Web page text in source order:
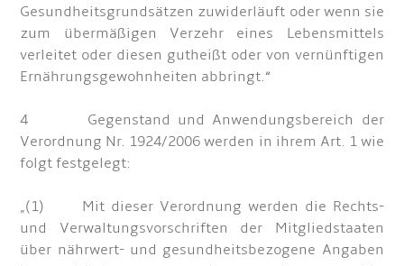
Gesundheitsgrundsätzen zuwiderläuft oder wenn sie
zum übermäßigen Verzehr eines Lebensmittels
verleitet oder diesen gutheißt oder von vernünftigen
Ernährungsgewohnheiten abbringt.“
4 Gegenstand und Anwendungsbereich der
Verordnung Nr. 1924/2006 werden in ihrem Art. 1 wie
folgt festgelegt:
„(1) Mit dieser Verordnung werden die Rechts-
und Verwaltungsvorschriften der Mitgliedstaaten
über nährwert- und gesundheitsbezogene Angaben